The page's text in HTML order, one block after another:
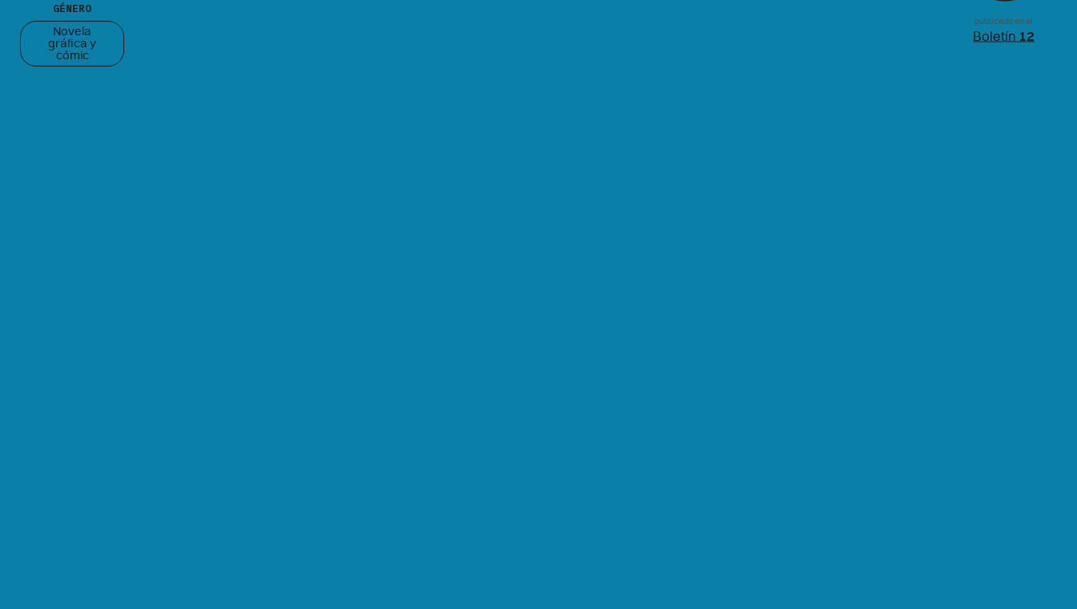
GÉNERO
Novela
gráfica y
cómic
publicado en el
Boletín 12